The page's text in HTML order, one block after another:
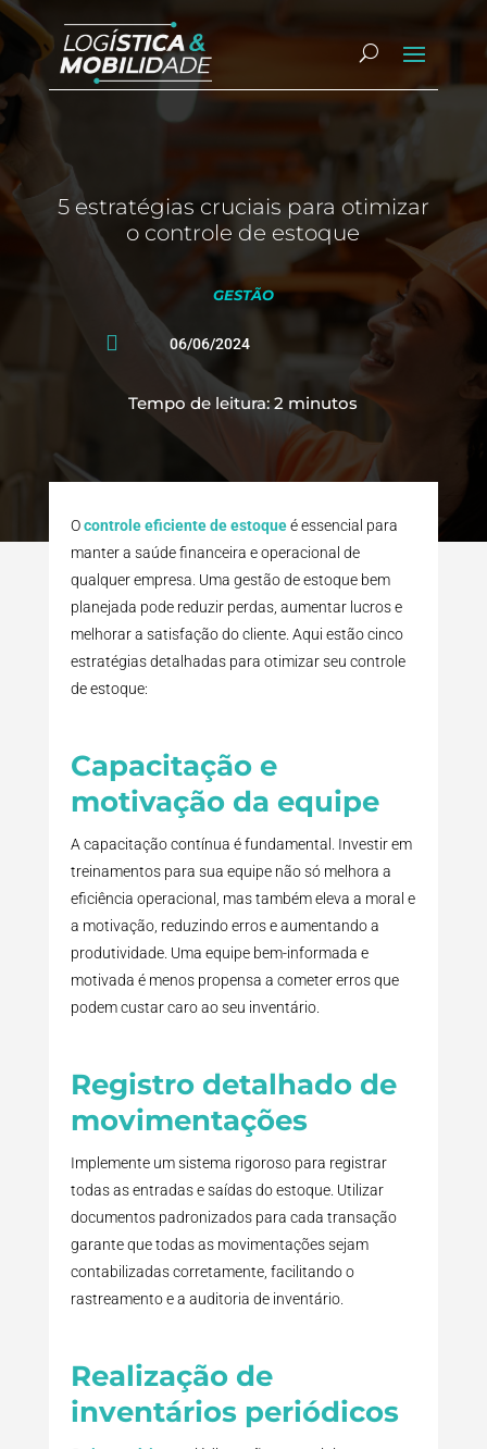
5 estratégias cruciais para otimizar
o controle de estoque
GESTÃO
 06/06/2024
Tempo de leitura: 2 minutos
Ocontrole eficiente de estoqueé essencial para
manter a saúde financeira e operacional de
qualquer empresa. Uma gestão de estoque bem
planejada pode reduzir perdas, aumentar lucros e
melhorar a satisfação do cliente. Aqui estão cinco
estratégias detalhadas para otimizar seu controle
de estoque:
Capacitação e
motivação da equipe
A capacitação contínua é fundamental. Investir em
treinamentos para sua equipe não só melhora a
eficiência operacional, mas também eleva a moral e
a motivação, reduzindo erros e aumentando a
produtividade. Uma equipe bem-informada e
motivada é menos propensa a cometer erros que
podem custar caro ao seu inventário.
Registro detalhado de
movimentações
Implemente um sistema rigoroso para registrar
todas as entradas e saídas do estoque. Utilizar
documentos padronizados para cada transação
garante que todas as movimentações sejam
contabilizadas corretamente, facilitando o
rastreamento e a auditoria de inventário.
Realização de
inventários periódicos